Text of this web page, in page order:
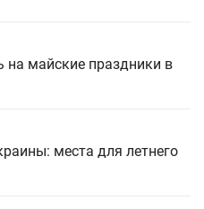
на майские праздники в
места для летнего